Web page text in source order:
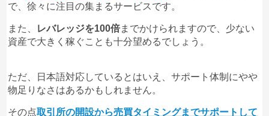
で、徐々に注目の集まるサービスです。
また、 レバレッジを100倍までかけられますので、少ない
資産で大きく稼ぐことも十分望めるでしょう。
ただ、日本語対応しているとはいえ、サポート体制にやや
物足りなさはあるかもしれません。
その点取引所の開設から売買タイミングまでサポートして